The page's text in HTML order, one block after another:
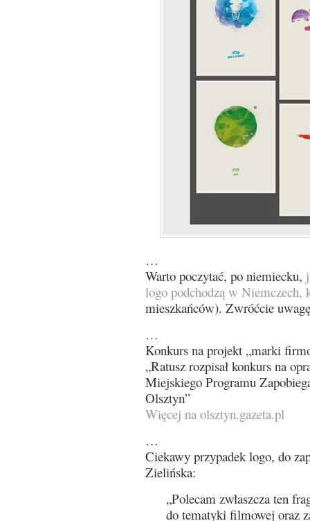
…
Warto poczytać, po niemiecku,
logo podchodzą w
mieszkańców). Zwróćcie
…
Konkurs na projekt „marki
„Ratusz rozpisał konkurs na
Miejskiego Programu
Olsztyn”
Więcej na olsztyn.gazeta.pl
…
Ciekawy przypadek logo, do
Zielińska:
„Polecam zwłaszcza ten
do tematyki filmowej oraz